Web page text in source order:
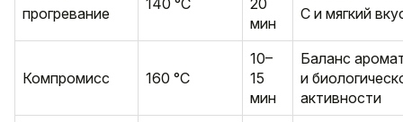
прогревание
мин
C и мягкий
Компромисс 160 °C
10–
15
мин
Баланс
и
активности